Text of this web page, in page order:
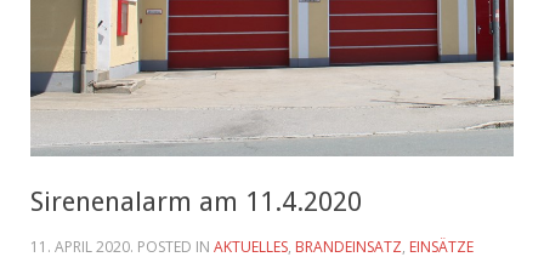
Sirenenalarm am 11.4.2020
11. APRIL 2020. POSTED IN AKTUELLES, BRANDEINSATZ, EINSÄTZE